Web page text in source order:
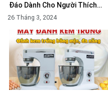
Đáo Dành Cho Người Thích…
26 Tháng 3, 2024